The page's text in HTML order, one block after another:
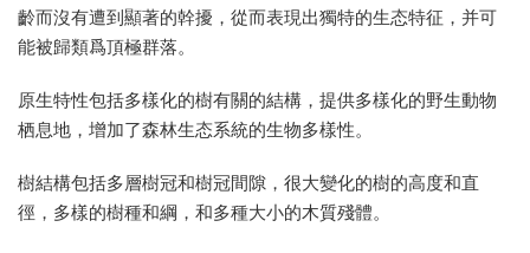
齡而沒有遭到顯著的幹擾，從而表現出獨特的生态特征，并可
能被歸類爲頂極群落。
原生特性包括多樣化的樹有關的結構，提供多樣化的野生動物
栖息地，增加了森林生态系統的生物多樣性。
樹結構包括多層樹冠和樹冠間隙，很大變化的樹的高度和直
徑，多樣的樹種和綱，和多種大小的木質殘體。